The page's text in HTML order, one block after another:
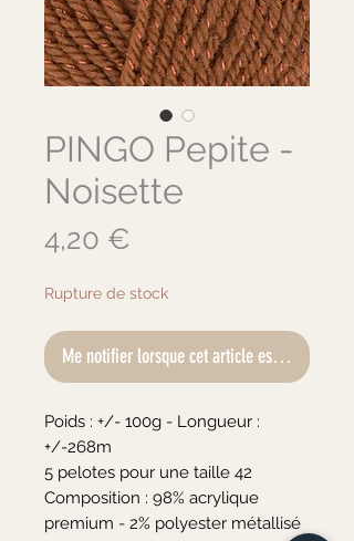
PINGO Pepite -
Noisette
4,20 €
Rupture de stock
Me notifier lorsque cet article est disponible
Poids : +/- 100g - Longueur :
+/-268m
5 pelotes pour une taille 42
Composition : 98% acrylique
premium - 2% polyester métallisé